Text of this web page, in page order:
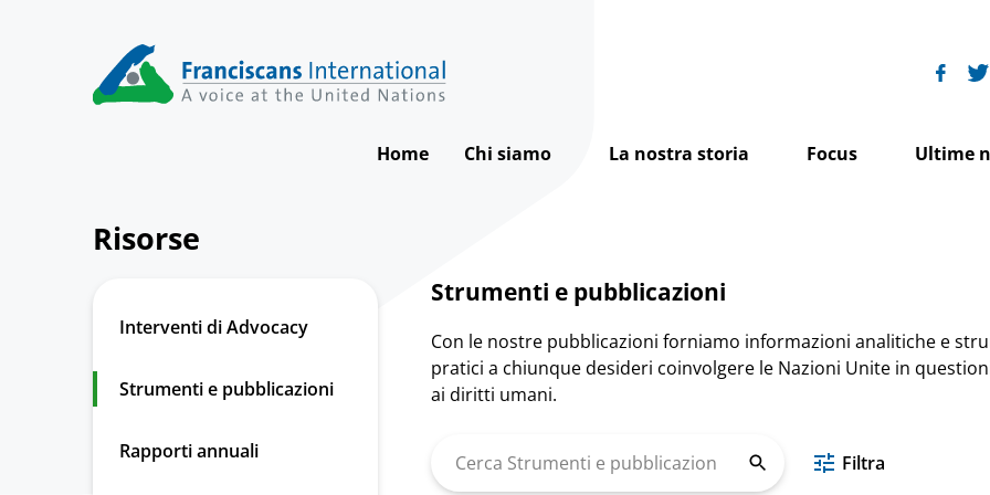
Home Chi siamo
Come operiamo
Il nostro team
Il Consiglio di Amministrazione Internazionale
La nostra storia
I Francescani presso le Nazioni Unite
Focus
Dove operiamo
Ultime
Risorse
Interventi di Advocacy
Strumenti e pubblicazioni
Rapporti annuali
Strumenti e pubblicazioni
Con le nostre pubblicazioni forniamo informazioni analitiche e
pratici a chiunque desideri coinvolgere le Nazioni Unite in
ai diritti umani.
Strumenti
Filtra